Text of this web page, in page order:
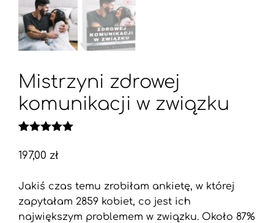
Mistrzyni zdrowej
komunikacji w związku
5.00na 5
na
oceny
klienta
197,00 zł
Jakiś czas temu zrobiłam ankietę, w której
zapytałam 2859 kobiet, co jest ich
największym problemem w związku. Około 87%